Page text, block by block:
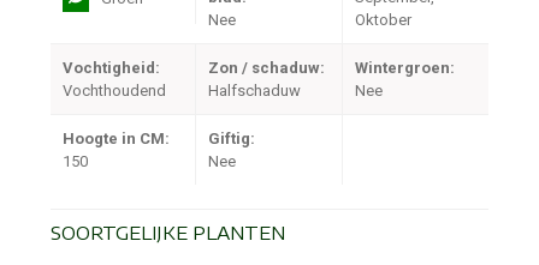
Nee
Oktober
Vochtigheid:
Vochthoudend
Zon / schaduw:
Halfschaduw
Wintergroen:
Nee
Hoogte in CM:
150
Giftig:
Nee
SOORTGELIJKE PLANTEN